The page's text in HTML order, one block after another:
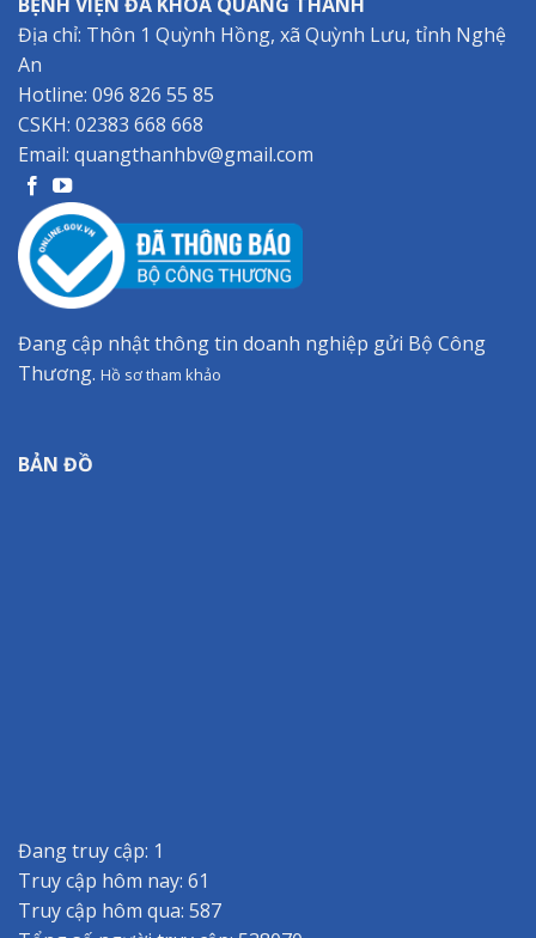
Địa chỉ: Thôn 1 Quỳnh Hồng, xã Quỳnh Lưu, tỉnh Nghệ
An
Hotline: 096 826 55 85
CSKH: 02383 668 668
Email: quangthanhbv@gmail.com
Đang cập nhật thông tin doanh nghiệp gửi Bộ Công
Thương. Hồ sơ tham khảo
BẢN ĐỒ
Đang truy cập: 1
Truy cập hôm nay: 61
Truy cập hôm qua: 587